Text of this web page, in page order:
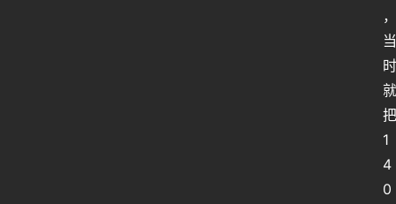
，
当
时
就
把
1
4
0